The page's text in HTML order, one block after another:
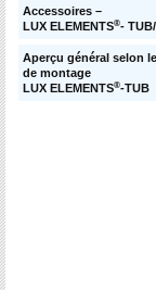
Accessoires –
LUX ELEMENTS®-
Aperçu général selon
de montage
LUX ELEMENTS®-TUB